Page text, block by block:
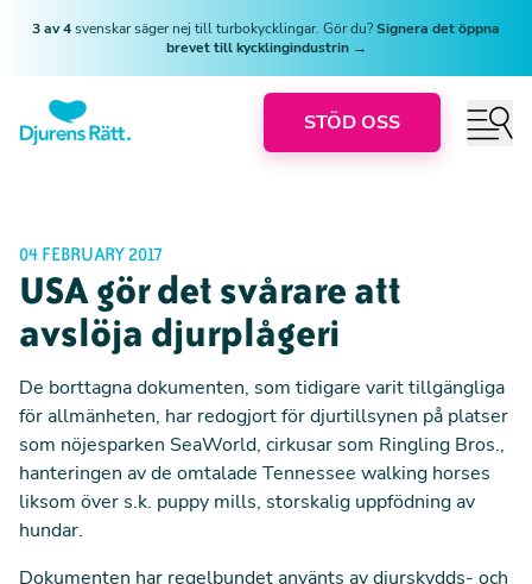
3 av 4svenskar säger nej till turbokycklingar. Gör du?Signera det öppna
brevet till kycklingindustrin →
STÖD OSS
04 FEBRUARY 2017
USA gör det svårare att
avslöja djurplågeri
De borttagna dokumenten, som tidigare varit tillgängliga
för allmänheten, har redogjort för djurtillsynen på platser
som nöjesparken SeaWorld, cirkusar som Ringling Bros.,
hanteringen av de omtalade Tennessee walking horses
liksom över s.k. puppy mills, storskalig uppfödning av
hundar.
Dokumenten har regelbundet använts av djurskydds- och